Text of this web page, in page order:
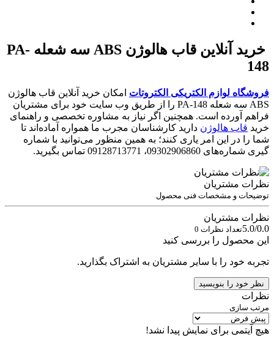
خرید آنلاین قاب هالوژن ABS سه شعله PA-
148
فروشگاه لوازم الکتریکی الکتروتات امکان خرید آنلاین قاب هالوژن
ABS سه شعله PA-148 را از طریق وب سایت خود برای مشتریان
فراهم آورده است. همچنین اگر نیاز به مشاوره تخصصی و راهنمای
خرید قاب هالوژن دارید کارشناسان مجرب ما همواره آماده‌اند تا
شما را در این امر یاری کنند؛ به همین منظور می‌توانید با شماره
گیری شماره‌های 09302906860، 09128713771 تماس بگیرید.
نظرات مشتریان
توضیحات و مشخصات فنی محصول
نظرات مشتریان
5.0/0.0تعداد نظرات 0
این محصول را بررسی کنید
تجربه خود را با سایر مشتریان به اشتراک بگذارید.
نظر خود را بنویسید
نظرات
مرتب سازی
هیچ آیتمی برای نمایش پیدا نشد!